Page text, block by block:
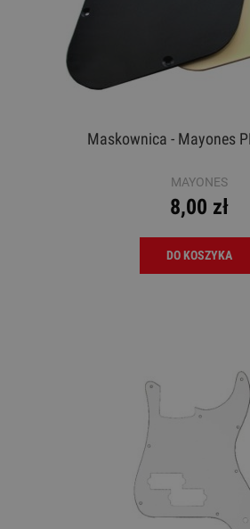
Maskownica - Mayones
MAYONES
8,00 zł
DO KOSZYKA